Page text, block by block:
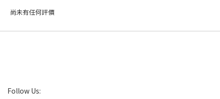
尚未有任何評價
Follow Us: